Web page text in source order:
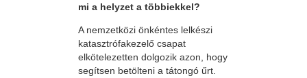
mi a helyzet a többiekkel?
A nemzetközi önkéntes lelkészi
katasztrófakezelő csapat
elkötelezetten dolgozik azon, hogy
segítsen betölteni a tátongó űrt.